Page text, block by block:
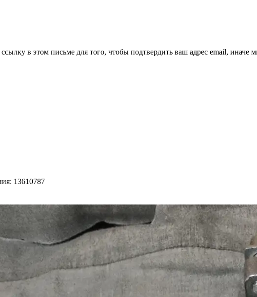
в этом письме для того, чтобы подтвердить ваш адрес email,
13610787